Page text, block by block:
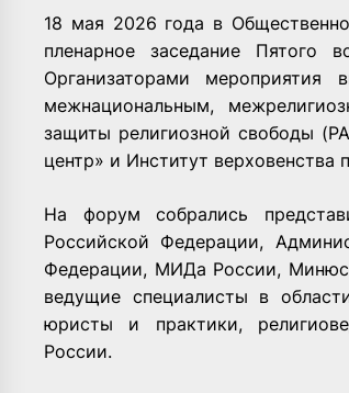
18 мая 2026 года в
пленарное заседание Пятого
Организаторами
межнациональным,
защиты религиозной свободы
центр» и Институт верховенства
На форум собрались
Российской Федерации,
Федерации, МИДа России,
ведущие специалисты в
юристы и практики,
России.